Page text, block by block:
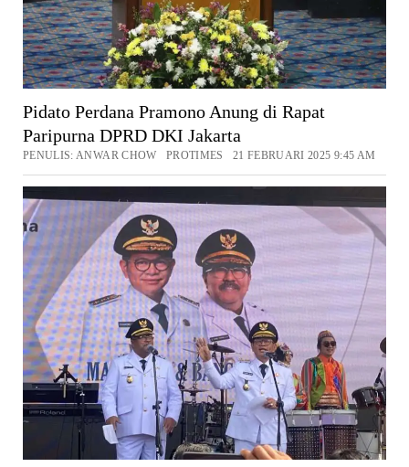
Pidato Perdana Pramono Anung di Rapat
Paripurna DPRD DKI Jakarta
PENULIS: ANWAR CHOW PROTIMES 21 FEBRUARI 2025 9:45 AM